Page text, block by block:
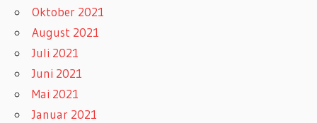
Oktober 2021
August 2021
Juli 2021
Juni 2021
Mai 2021
Januar 2021